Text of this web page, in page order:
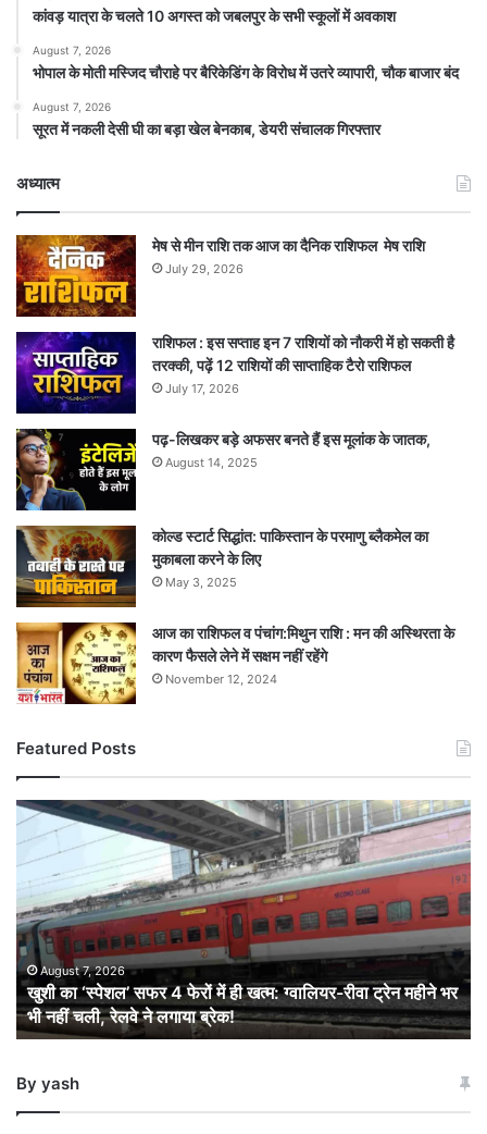
कांवड़ यात्रा के चलते 10 अगस्त को जबलपुर के सभी स्कूलों में अवकाश
August 7, 2026
भोपाल के मोती मस्जिद चौराहे पर बैरिकेडिंग के विरोध में उतरे व्यापारी, चौक बाजार बंद
August 7, 2026
सूरत में नकली देसी घी का बड़ा खेल बेनकाब, डेयरी संचालक गिरफ्तार
अध्यात्म
मेष से मीन राशि तक आज का दैनिक राशिफल मेष राशि
July 29, 2026
राशिफल : इस सप्ताह इन 7 राशियों को नौकरी में हो सकती है
तरक्की, पढ़ें 12 राशियों की साप्ताहिक टैरो राशिफल
July 17, 2026
पढ़-लिखकर बड़े अफसर बनते हैं इस मूलांक के जातक,
August 14, 2025
कोल्ड स्टार्ट सिद्धांत: पाकिस्तान के परमाणु ब्लैकमेल का
मुकाबला करने के लिए
May 3, 2025
आज का राशिफल व पंचांग:मिथुन राशि : मन की अस्थिरता के
कारण फैसले लेने में सक्षम नहीं रहेंगे
November 12, 2024
Featured Posts
खुशी
‘स्पेशल’
सफर
4
फेरों
में
ही
खत्म:
ग्वालियर-
रीवा
महीने
August 7, 2026
खुशी का ‘स्पेशल’ सफर 4 फेरों में ही खत्म: ग्वालियर-रीवा ट्रेन महीने भर
भी नहीं चली, रेलवे ने लगाया ब्रेक!
By yash